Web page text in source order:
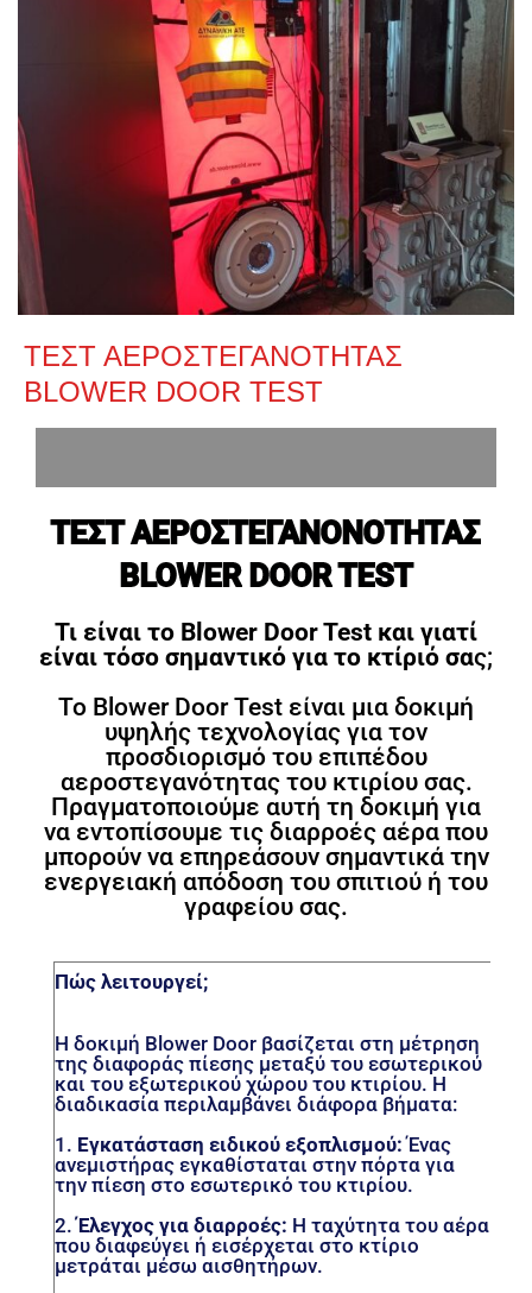
ΤΕΣΤ ΑΕΡΟΣΤΕΓΑΝΟΤΗΤΑΣ
BLOWER DOOR TEST
ΤΕΣΤ ΑΕΡΟΣΤΕΓΑΝΟΝΟΤΗΤΑΣ
BLOWER DOOR TEST
Τι είναι το Blower Door Test και γιατί
είναι τόσο σημαντικό για το κτίριό σας;
Το Blower Door Test είναι μια δοκιμή
υψηλής τεχνολογίας για τον
προσδιορισμό του επιπέδου
αεροστεγανότητας του κτιρίου σας.
Πραγματοποιούμε αυτή τη δοκιμή για
να εντοπίσουμε τις διαρροές αέρα που
μπορούν να επηρεάσουν σημαντικά την
ενεργειακή απόδοση του σπιτιού ή του
γραφείου σας.
Πώς λειτουργεί;
Η δοκιμή Blower Door βασίζεται στη μέτρηση
της διαφοράς πίεσης μεταξύ του εσωτερικού
και του εξωτερικού χώρου του κτιρίου. Η
διαδικασία περιλαμβάνει διάφορα βήματα:
1. Εγκατάσταση ειδικού εξοπλισμού:Ένας
ανεμιστήρας εγκαθίσταται στην πόρτα για
την πίεση στο εσωτερικό του κτιρίου.
2.Έλεγχος για διαρροές: Η ταχύτητα του αέρα
που διαφεύγει ή εισέρχεται στο κτίριο
μετράται μέσω αισθητήρων.